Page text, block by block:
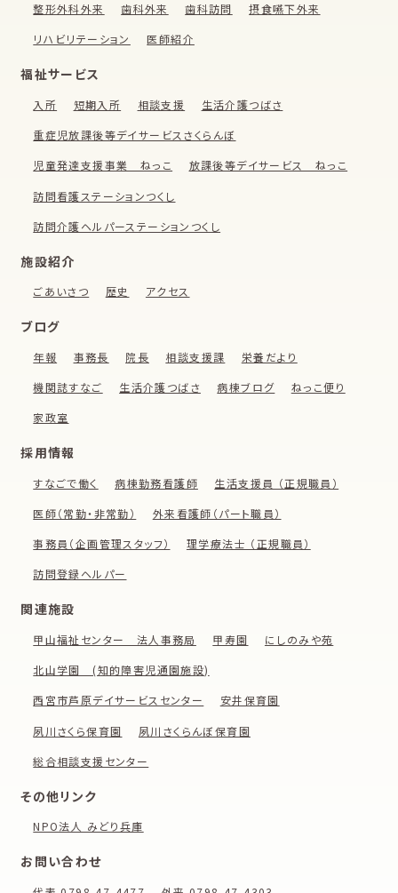
整形外科外来 歯科外来 歯科訪問 摂食嚥下外来
リハビリテーション 医師紹介
福祉サービス
入所 短期入所 相談支援 生活介護つばさ
重症児放課後等デイサービスさくらんぼ
児童発達支援事業 ねっこ 放課後等デイサービス ねっこ
訪問看護ステーションつくし
訪問介護ヘルパーステーションつくし
施設紹介
ごあいさつ 歴史 アクセス
ブログ
年報 事務長 院長 相談支援課 栄養だより
機関誌すなご 生活介護つばさ 病棟ブログ ねっこ便り
家政室
採用情報
すなごで働く 病棟勤務看護師 生活支援員 （正規職員）
医師（常勤・非常勤） 外来看護師（パート職員）
事務員（企画管理スタッフ） 理学療法士 （正規職員）
訪問登録ヘルパー
関連施設
甲山福祉センター 法人事務局 甲寿園 にしのみや苑
北山学園 (知的障害児通園施設)
西宮市芦原デイサービスセンター 安井保育園
夙川さくら保育園 夙川さくらんぼ保育園
総合相談支援センター
その他リンク
NPO法人 みどり兵庫
お問い合わせ